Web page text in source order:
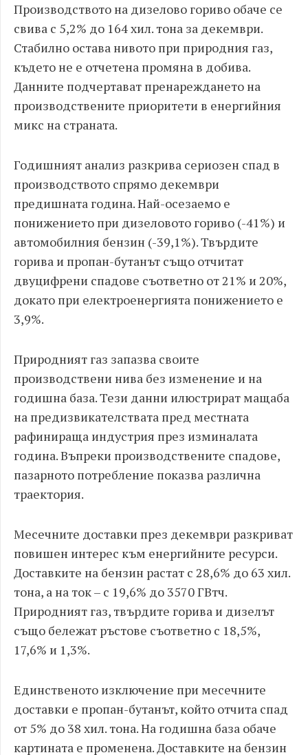
Производството на дизелово гориво обаче се
свива с 5,2% до 164 хил. тона за декември.
Стабилно остава нивото при природния газ,
където не е отчетена промяна в добива.
Данните подчертават пренареждането на
производствените приоритети в енергийния
микс на страната.
Годишният анализ разкрива сериозен спад в
производството спрямо декември
предишната година. Най-осезаемо е
понижението при дизеловото гориво (-41%) и
автомобилния бензин (-39,1%). Твърдите
горива и пропан-бутанът също отчитат
двуцифрени спадове съответно от 21% и 20%,
докато при електроенергията понижението е
3,9%.
Природният газ запазва своите
производствени нива без изменение и на
годишна база. Тези данни илюстрират мащаба
на предизвикателствата пред местната
рафинираща индустрия през изминалата
година. Въпреки производствените спадове,
пазарното потребление показва различна
траектория.
Месечните доставки през декември разкриват
повишен интерес към енергийните ресурси.
Доставките на бензин растат с 28,6% до 63 хил.
тона, а на ток – с 19,6% до 3570 ГВтч.
Природният газ, твърдите горива и дизелът
също бележат ръстове съответно с 18,5%,
17,6% и 1,3%.
Единственото изключение при месечните
доставки е пропан-бутанът, който отчита спад
от 5% до 38 хил. тона. На годишна база обаче
картината е променена. Доставките на бензин